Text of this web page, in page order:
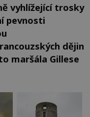
vyhlížející trosky
pevnosti
dějin
maršála Gillese